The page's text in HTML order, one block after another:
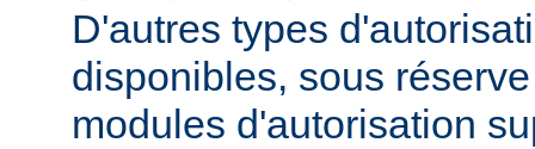
D'autres types
disponibles, sous
modules d'autorisation